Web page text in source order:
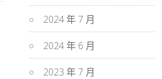
2024 年 7 月
2024 年 6 月
2023 年 7 月